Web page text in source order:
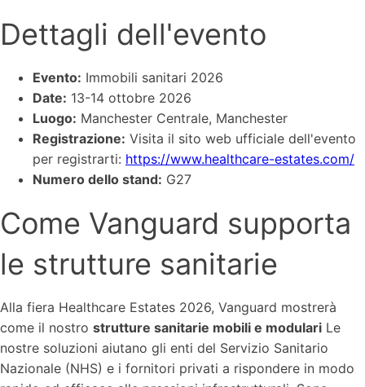
Dettagli dell'evento
Evento: Immobili sanitari 2026
Date: 13-14 ottobre 2026
Luogo: Manchester Centrale, Manchester
Registrazione: Visita il sito web ufficiale dell'evento
per registrarti: https://www.healthcare-estates.com/
Numero dello stand: G27
Come Vanguard supporta
le strutture sanitarie
Alla fiera Healthcare Estates 2026, Vanguard mostrerà
come il nostro strutture sanitarie mobili e modulari Le
nostre soluzioni aiutano gli enti del Servizio Sanitario
Nazionale (NHS) e i fornitori privati a rispondere in modo